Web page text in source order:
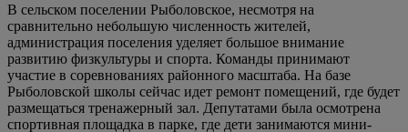
В сельском поселении Рыболовское, несмотря на
сравнительно небольшую численность жителей,
администрация поселения уделяет большое внимание
развитию физкультуры и спорта. Команды принимают
участие в соревнованиях районного масштаба. На базе
Рыболовской школы сейчас идет ремонт помещений, где будет
размещаться тренажерный зал. Депутатами была осмотрена
спортивная площадка в парке, где дети занимаются мини-